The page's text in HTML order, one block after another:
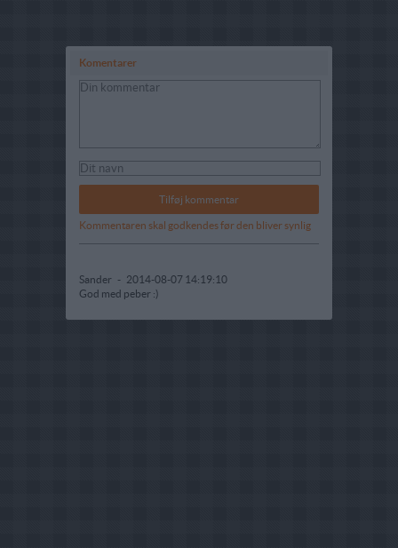
Komentarer
Kommentaren skal godkendes før den bliver synlig
Sander - 2014-08-07 14:19:10
God med peber :)